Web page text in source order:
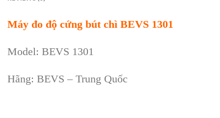
Máy đo độ cứng bút chì BEVS 1301
Model: BEVS 1301
Hãng: BEVS – Trung Quốc